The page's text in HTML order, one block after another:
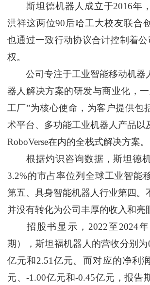
斯坦德机器人成立于2016年
洪祥这两位90后哈工大校友联合
也通过一致行动协议合计控制着公
权。
公司专注于工业智能移动机器
器人解决方案的研发与商业化，
工厂”为核心使命，为客户提供包
术平台、多功能工业机器人产品以
RoboVerse在内的全栈式解决方案。
根据灼识咨询数据，斯坦德机
3.2%的市占率位列全球工业智能
第五、具身智能机器人行业第四。
并没有转化为公司丰厚的收入和亮
招股书显示，2022至2024年
期），斯坦福机器人的营收分别为
亿元和2.51亿元。而对应的净利
元、-1.00亿元和-0.45亿元，报告